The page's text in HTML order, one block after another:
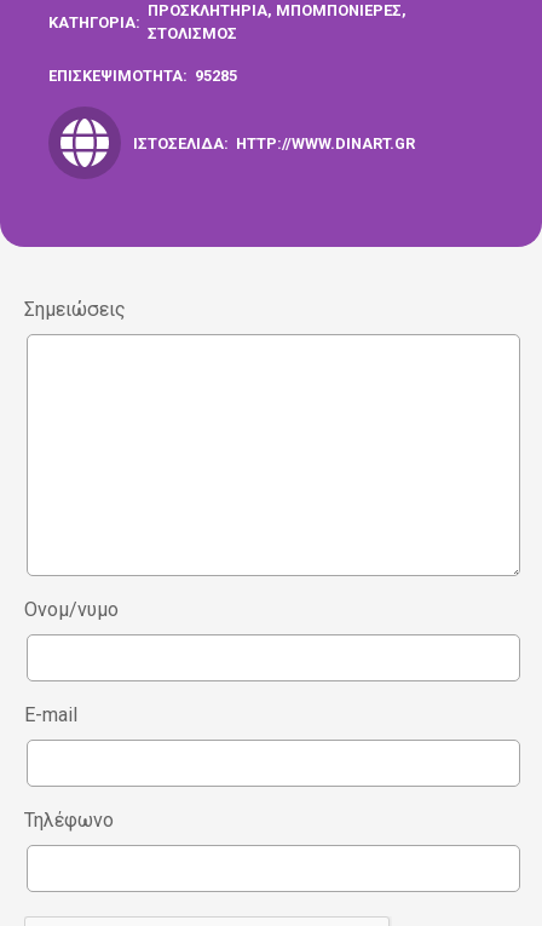
ΚΑΤΗΓΟΡΊΑ:
ΠΡΟΣΚΛΗΤΗΡΙΑ, ΜΠΟΜΠΟΝΙΕΡΕΣ,
ΣΤΟΛΙΣΜΟΣ
ΕΠΙΣΚΕΨΙΜΌΤΗΤΑ: 95285
ΙΣΤΟΣΕΛΊΔΑ: HTTP://WWW.DINART.GR
Ονομ/νυμο
E-mail
Τηλέφωνο
Σημειώσεις